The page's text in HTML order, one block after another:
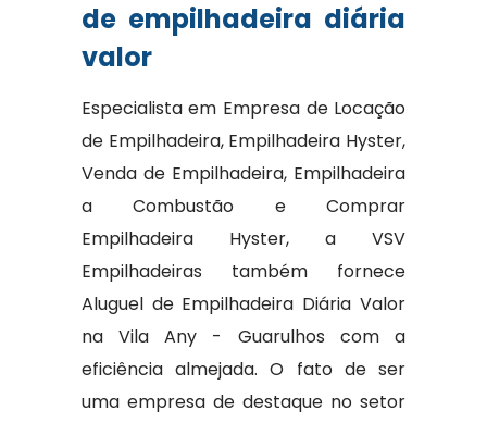
de empilhadeira diária
valor
Especialista em Empresa de Locação
de Empilhadeira, Empilhadeira Hyster,
Venda de Empilhadeira, Empilhadeira
a Combustão e Comprar
Empilhadeira Hyster, a VSV
Empilhadeiras também fornece
Aluguel de Empilhadeira Diária Valor
na Vila Any - Guarulhos com a
eficiência almejada. O fato de ser
uma empresa de destaque no setor